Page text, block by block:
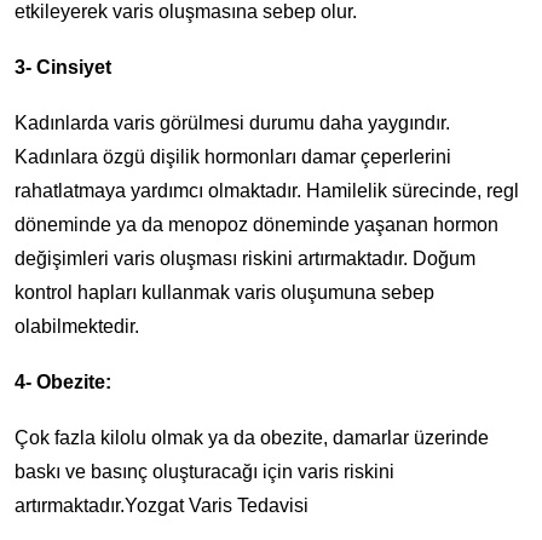
etkileyerek varis oluşmasına sebep olur.
3- Cinsiyet
Kadınlarda varis görülmesi durumu daha yaygındır.
Kadınlara özgü dişilik hormonları damar çeperlerini
rahatlatmaya yardımcı olmaktadır. Hamilelik sürecinde, regl
döneminde ya da menopoz döneminde yaşanan hormon
değişimleri varis oluşması riskini artırmaktadır. Doğum
kontrol hapları kullanmak varis oluşumuna sebep
olabilmektedir.
4- Obezite:
Çok fazla kilolu olmak ya da obezite, damarlar üzerinde
baskı ve basınç oluşturacağı için varis riskini
artırmaktadır.Yozgat Varis Tedavisi